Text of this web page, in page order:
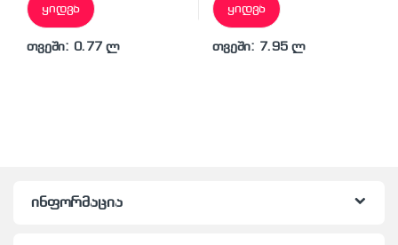
ყიდვა
თვეში: 0.77 ლ
ყიდვა
თვეში: 7.95 ლ
ინფორმაცია